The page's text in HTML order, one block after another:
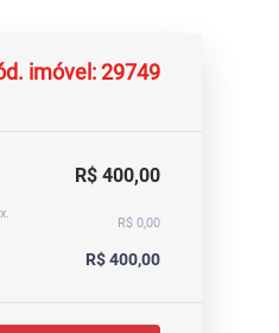
imóvel: 29749
R$ 400,00
R$ 0,00
R$ 400,00